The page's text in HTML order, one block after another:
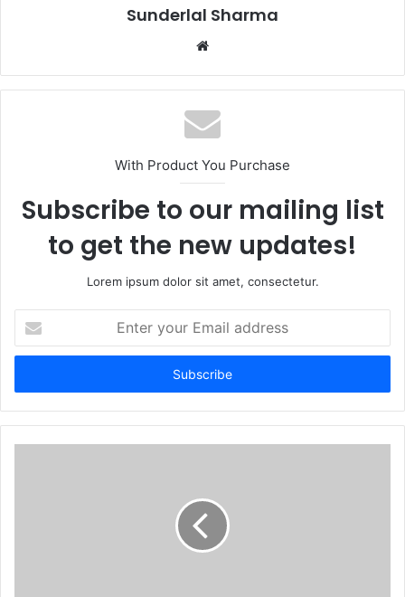
Sunderlal Sharma
Website
With Product You Purchase
Subscribe to our mailing list
to get the new updates!
Lorem ipsum dolor sit amet, consectetur.
your
Email